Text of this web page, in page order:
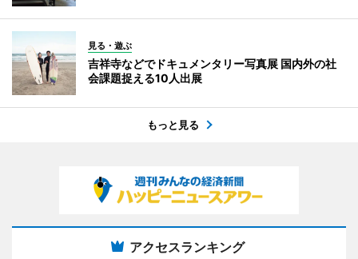
見る・遊ぶ
吉祥寺などでドキュメンタリー写真展 国内外の社
会課題捉える10人出展
もっと見る
アクセスランキング